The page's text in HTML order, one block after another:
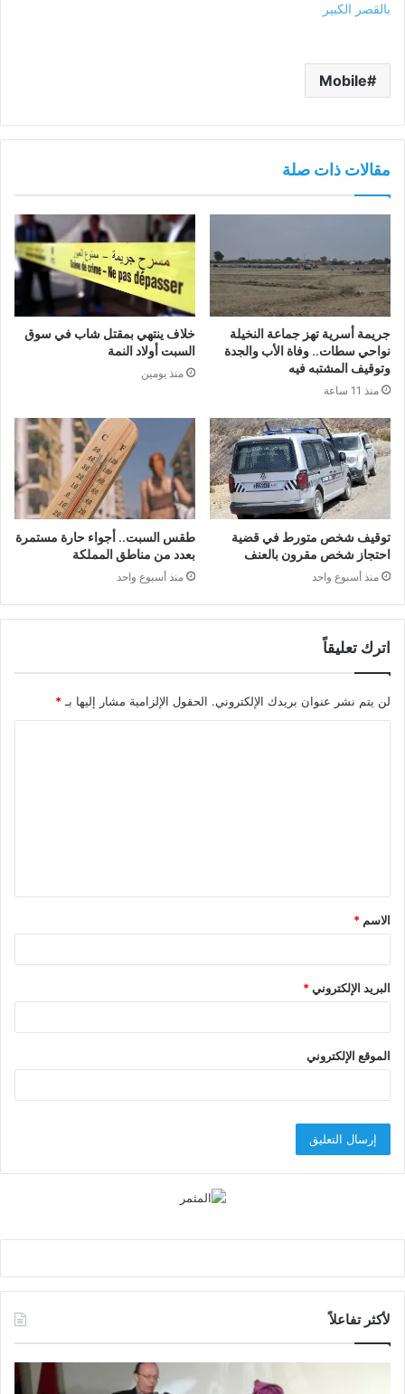
بالقصر الكبير
Mobile
مقالات ذات صلة
جريمة أسرية تهز جماعة النخيلة
نواحي سطات.. وفاة الأب والجدة
وتوقيف المشتبه فيه
منذ 11 ساعة
خلاف ينتهي بمقتل شاب في سوق
السبت أولاد النمة
منذ يومين
توقيف شخص متورط في قضية
احتجاز شخص مقرون بالعنف
منذ أسبوع واحد
طقس السبت.. أجواء حارة مستمرة
بعدد من مناطق المملكة
منذ أسبوع واحد
اترك تعليقاً
لن يتم نشر عنوان بريدك الإلكتروني. الحقول الإلزامية مشار إليها بـ *
ق
*
الاسم *
البريد الإلكتروني*
الموقع الإلكتروني
لأكثر تفاعلاً